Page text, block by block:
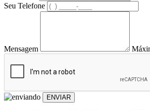
Seu Telefone
Mensagem
ENVIAR